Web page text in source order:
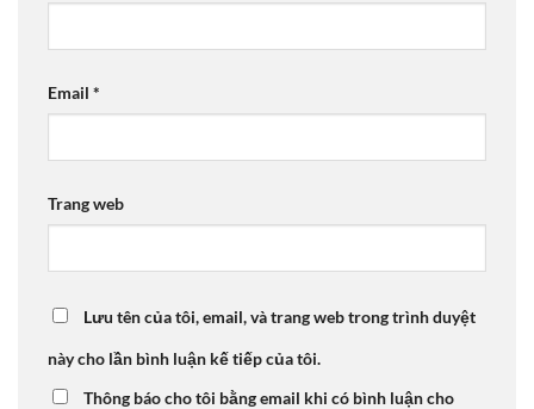
Email *
Trang web
Lưu tên của tôi, email, và trang web trong trình duyệt
này cho lần bình luận kế tiếp của tôi.
Thông báo cho tôi bằng email khi có bình luận cho